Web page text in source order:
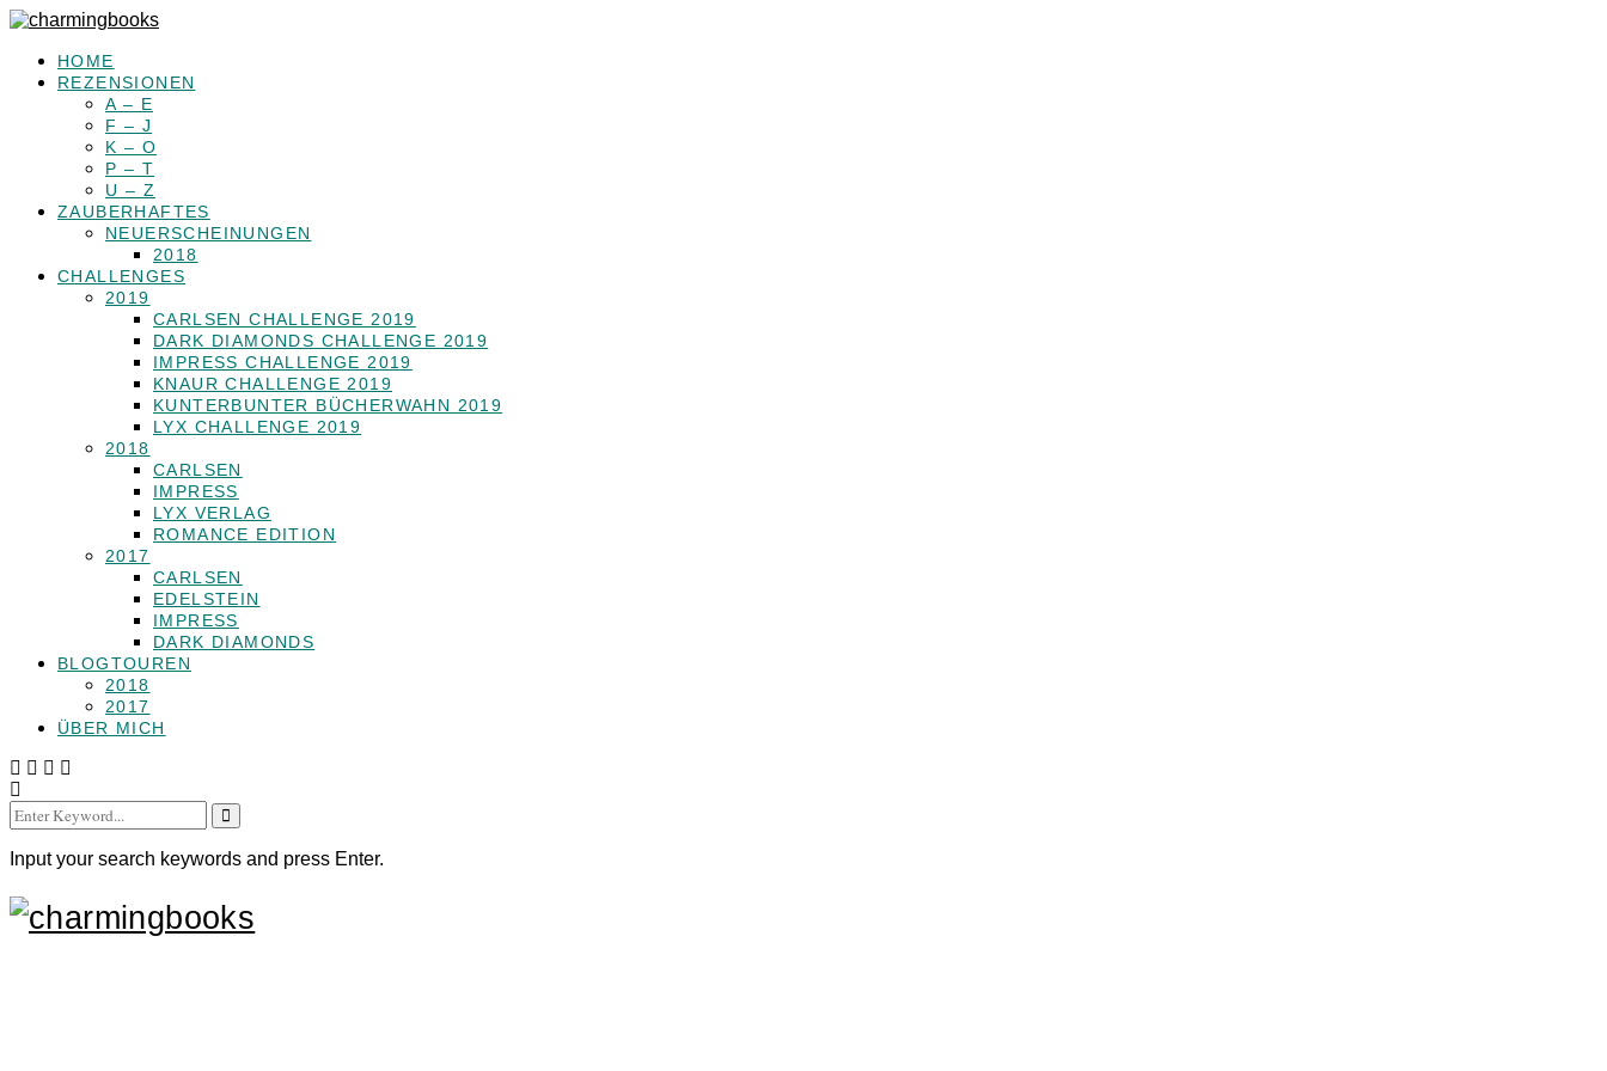
HOME
REZENSIONEN
A – E
F – J
K – O
P – T
U – Z
ZAUBERHAFTES
NEUERSCHEINUNGEN
2018
CHALLENGES
2019
CARLSEN CHALLENGE 2019
DARK DIAMONDS CHALLENGE 2019
IMPRESS CHALLENGE 2019
KNAUR CHALLENGE 2019
KUNTERBUNTER BÜCHERWAHN 2019
LYX CHALLENGE 2019
2018
CARLSEN
IMPRESS
LYX VERLAG
ROMANCE EDITION
2017
CARLSEN
EDELSTEIN
IMPRESS
DARK DIAMONDS
BLOGTOUREN
2018
2017
ÜBER MICH
Search
for:
Input your search keywords and press Enter.